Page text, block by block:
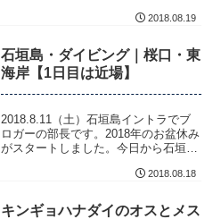
2018.08.19
石垣島・ダイビング｜桜口・東
海岸【1日目は近場】
2018.8.11（土）石垣島イントラでブ
ロガーの部長です。2018年のお盆休み
がスタートしました。今日から石垣島
2018.08.18
キンギョハナダイのオスとメス